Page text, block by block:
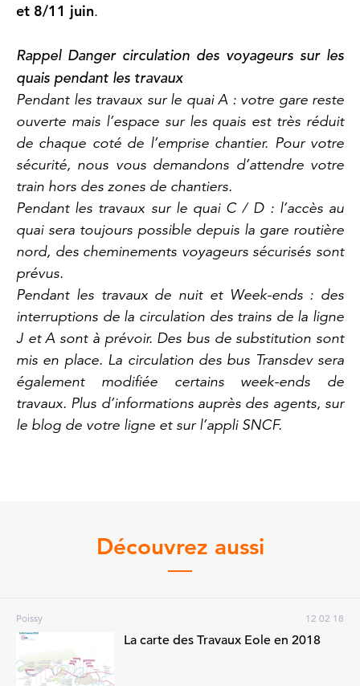
et 8/11 juin.
Rappel Danger circulation des voyageurs sur les
quais pendant les travaux
Pendant les travaux sur le quai A : votre gare reste
ouverte mais l’espace sur les quais est très réduit
de chaque coté de l’emprise chantier. Pour votre
sécurité, nous vous demandons d’attendre votre
train hors des zones de chantiers.
Pendant les travaux sur le quai C / D : l’accès au
quai sera toujours possible depuis la gare routière
nord, des cheminements voyageurs sécurisés sont
prévus.
Pendant les travaux de nuit et Week-ends : des
interruptions de la circulation des trains de la ligne
J et A sont à prévoir. Des bus de substitution sont
mis en place. La circulation des bus Transdev sera
également modifiée certains week-ends de
travaux. Plus d’informations auprès des agents, sur
le blog de votre ligne et sur l’appli SNCF.
Découvrez aussi
Poissy 12 02 18
La carte des Travaux Eole en 2018